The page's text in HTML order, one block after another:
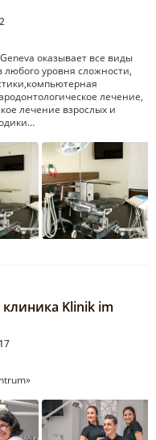
оказывает все виды
любого уровня сложности,
лечение,
лечение взрослых и
Klinik im